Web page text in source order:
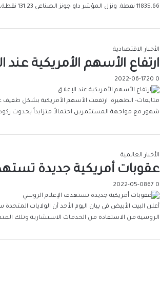
11835.66 نقطة. ونزل المؤشر داو جونز الصناعي 131.23 نقطة، أو 0.41%، إلى 31905.67 نقطة.
الأخبار الاقتصادية
ارتفاع الأسهم الأمريكية عند
2022-06-17 0
متابعات- الظهيرة: ارتفعت الأسهم الأمريكية بشكل طفيف
شهور مع مواجهة المستثمرين احتمالاً متزايداً بحدوث
الأخبار العالمية
عقوبات أمريكية جديدة
2022-05-08 0
أعلن البيت الأبيض في بيان اليوم الأحد أن الولايات
الروسية من الاستفادة من الخدمات الاستشارية وتلك